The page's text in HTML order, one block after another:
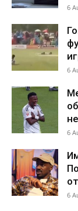
6
6
6
6